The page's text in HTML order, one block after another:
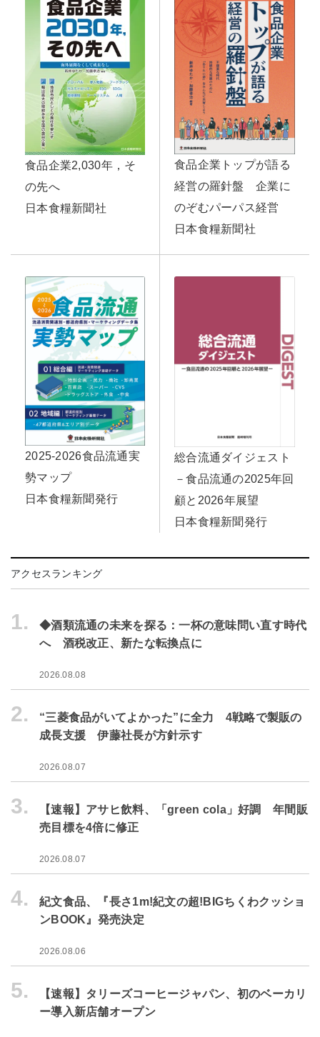
食品企業2,030年，そ
の先へ
日本食糧新聞社
食品企業トップが語る
経営の羅針盤 企業に
のぞむパーパス経営
日本食糧新聞社
2025-2026食品流通実
勢マップ
日本食糧新聞発行
総合流通ダイジェスト
－食品流通の2025年回
顧と2026年展望
日本食糧新聞発行
アクセスランキング
1.
◆酒類流通の未来を探る：一杯の意味問い直す時代
へ 酒税改正、新たな転換点に
2026.08.08
2.
“三菱食品がいてよかった”に全力 4戦略で製販の
成長支援 伊藤社長が方針示す
2026.08.07
3.
【速報】アサヒ飲料、「green cola」好調 年間販
売目標を4倍に修正
2026.08.07
4.
紀文食品、『長さ1m!紀文の超!BIGちくわクッショ
ンBOOK』発売決定
2026.08.06
5.
【速報】タリーズコーヒージャパン、初のベーカリ
ー導入新店舗オープン